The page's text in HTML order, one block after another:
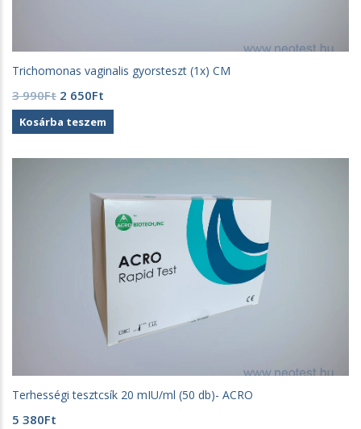
Trichomonas vaginalis gyorsteszt (1x) CM
3 990Ft Original
price
was:
990Ft.
2 650Ft
price
is:
650Ft.
Kosárba teszem
Terhességi tesztcsík 20 mIU/ml (50 db)- ACRO
5 380Ft